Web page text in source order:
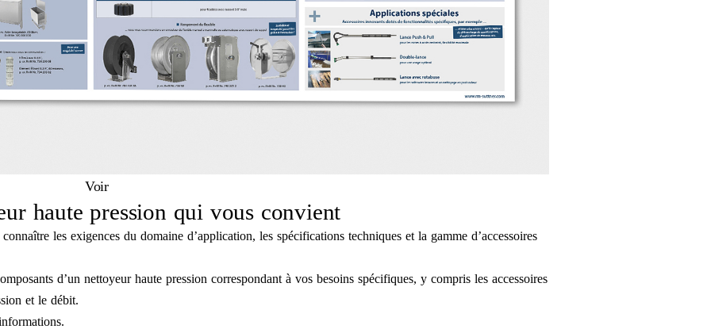
Voir
haute pression qui vous convient
les exigences du domaine d’application, les spécifications techniques et la gamme d’accessoires
d’un nettoyeur haute pression correspondant à vos besoins spécifiques, y compris les accessoires
et le débit.